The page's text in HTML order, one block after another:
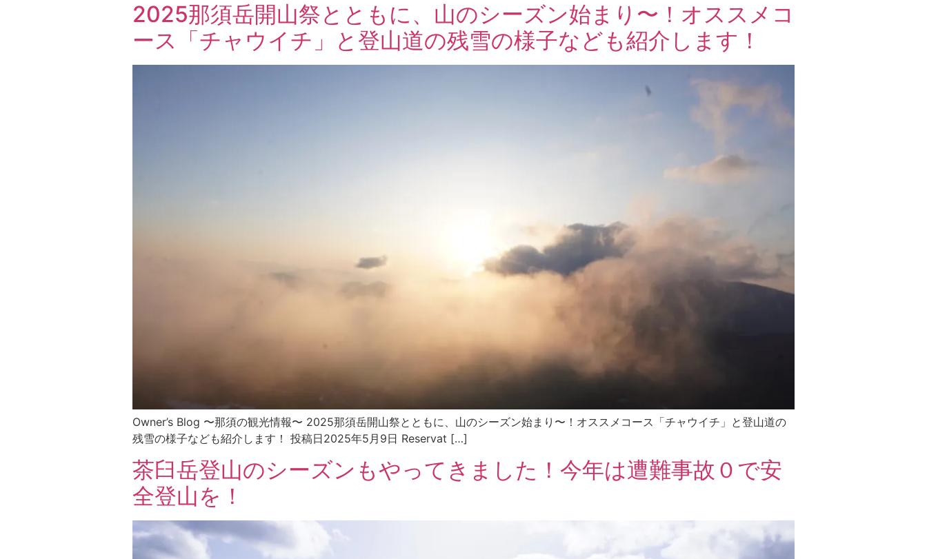
2025那須岳開山祭とともに、山のシーズン始まり〜！オススメコ
ース「チャウイチ」と登山道の残雪の様子なども紹介します！
Owner’s Blog 〜那須の観光情報〜 2025那須岳開山祭とともに、山のシーズン始まり〜！オススメコース「チャウイチ」と登山道の
残雪の様子なども紹介します！ 投稿日2025年5月9日 Reservat […]
茶臼岳登山のシーズンもやってきました！今年は遭難事故０で安
全登山を！